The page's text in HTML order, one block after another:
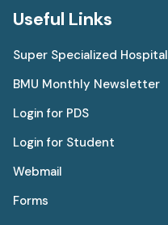
Useful Links
Super Specialized Hospital
BMU Monthly Newsletter
Login for PDS
Login for Student
Webmail
Forms